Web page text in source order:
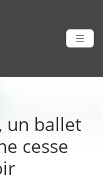
un ballet
cesse